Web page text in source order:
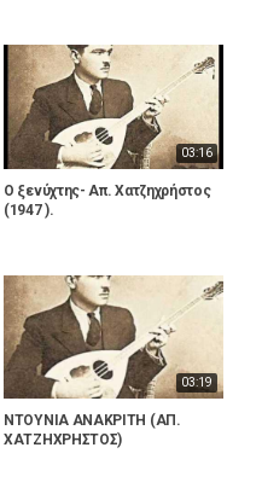
03:16
Ο ξενύχτης- Απ. Χατζηχρήστος
(1947 ).
03:19
ΝΤΟΥΝΙΑ ΑΝΑΚΡΙΤΗ (ΑΠ.
ΧΑΤΖΗΧΡΗΣΤΟΣ)